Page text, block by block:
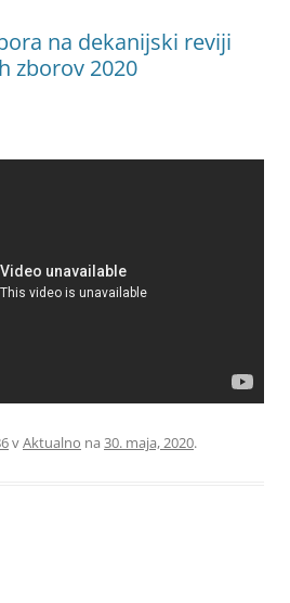
na dekanijski reviji
zborov 2020
vAktualno na 30. maja, 2020.